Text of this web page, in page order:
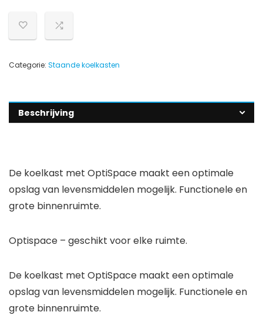
Categorie: Staande koelkasten
Beschrijving
De koelkast met OptiSpace maakt een optimale
opslag van levensmiddelen mogelijk. Functionele en
grote binnenruimte.
Optispace – geschikt voor elke ruimte.
De koelkast met OptiSpace maakt een optimale
opslag van levensmiddelen mogelijk. Functionele en
grote binnenruimte.